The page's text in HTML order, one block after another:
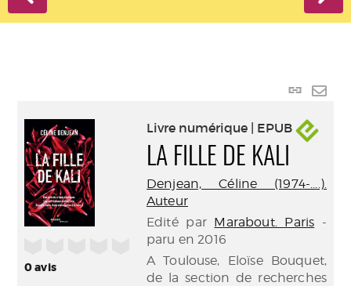
Lien
0avis
Livre numérique | EPUB
LA FILLE DE KALI
Denjean, Céline (1974-....).
Auteur
Edité par Marabout. Paris -
paru en 2016
A Toulouse, Eloïse Bouquet,
de la section de recherches